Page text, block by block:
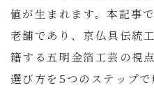
値が生まれます。本記事
老舗であり、京仏具伝統
籍する五明金箔工芸の視
選び方を5つのステップで